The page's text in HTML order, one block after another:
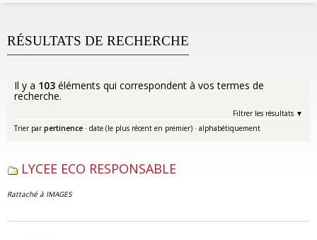
RÉSULTATS DE RECHERCHE
Il y a 103 éléments qui correspondent à vos termes de
recherche.
Filtrer les résultats
Trier par pertinence · date (le plus récent en premier) · alphabétiquement
LYCEE ECO RESPONSABLE
Rattaché à IMAGES